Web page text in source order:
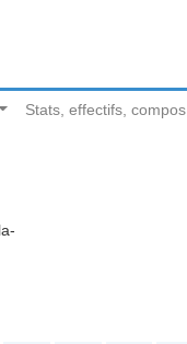
Stats, effectifs, compos